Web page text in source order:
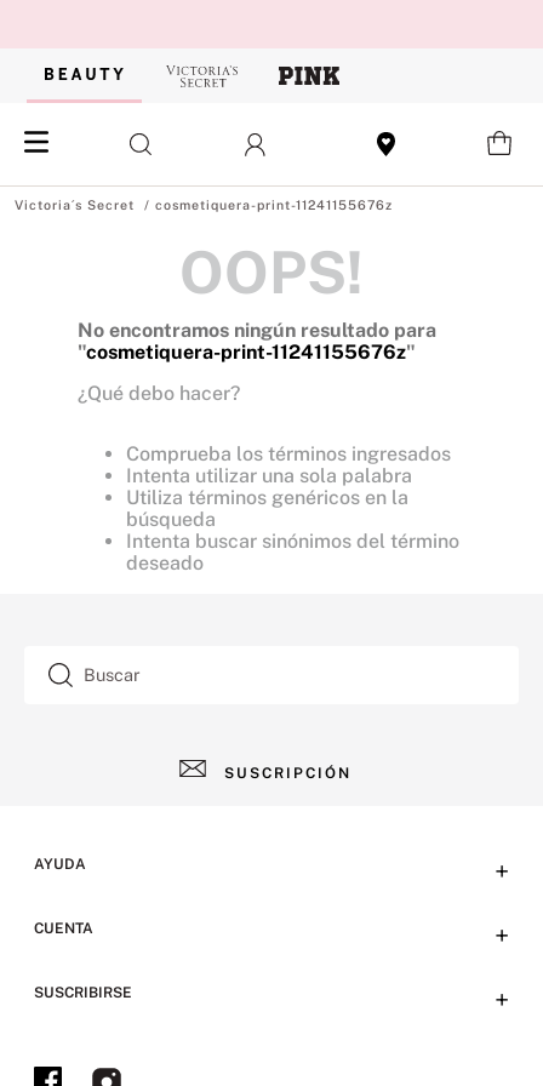
cosmetiquera-print-11241155676z
OOPS!
No encontramos ningún resultado para
"cosmetiquera-print-11241155676z"
¿Qué debo hacer?
Comprueba los términos ingresados
Intenta utilizar una sola palabra
Utiliza términos genéricos en la
búsqueda
Intenta buscar sinónimos del término
deseado
Buscar
SUSCRIPCIÓN
AYUDA +
Preguntas frecuentes
CUENTA +
SUSCRIBIRSE +